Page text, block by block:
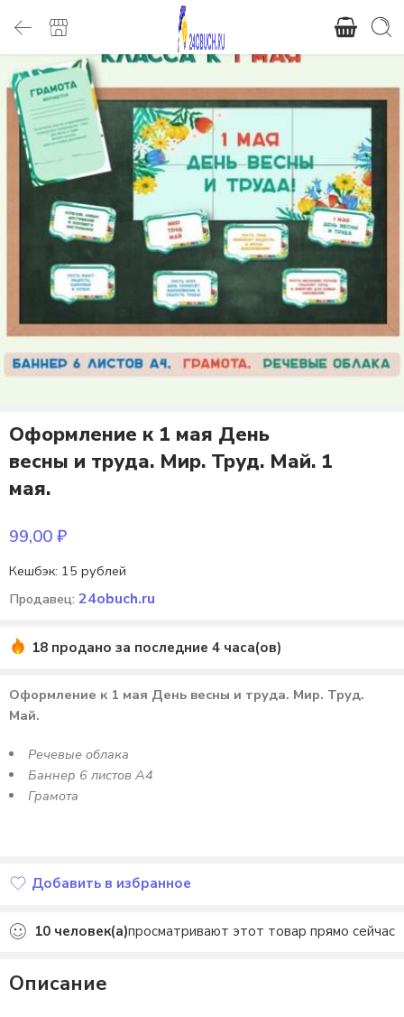
Оформление к 1 мая День
весны и труда. Мир. Труд. Май. 1
мая.
99,00₽
Кешбэк: 15 рублей
Продавец: 24obuch.ru
18 продано за последние 4 часа(ов)
Оформление к 1 мая День весны и труда. Мир. Труд.
Май.
Речевые облака
Баннер 6 листов А4
Грамота
Добавить в избранное
10 человек(а)просматривают этот товар прямо сейчас
Описание